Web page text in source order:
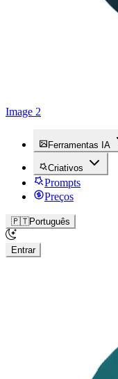
Image 2
Ferramentas IA
Criativos
Prompts
Preços
🇵🇹Português
Entrar